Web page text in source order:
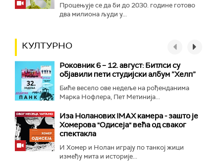
Процењује се да би до 2030. године готово
два милиона људи у...
КУЛТУРНО
Роковник 6 – 12. август: Битлси су
објавили пети студијски албум ”Хелп”
Биће весело ове недеље на рођенданима
Марка Нофлера, Пет Метинија...
Иза Ноланових IMAX камера - зашто је
Хомерова "Одисеја" већа од сваког
спектакла
И Хомер и Нолан играју по танкој жици
између мита и историје...